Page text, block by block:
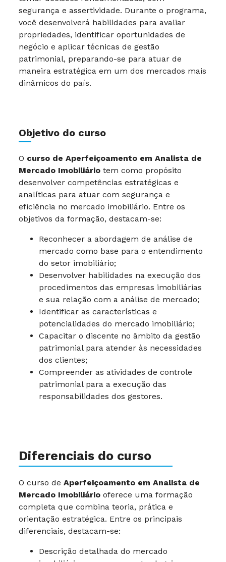
segurança e assertividade. Durante o programa,
você desenvolverá habilidades para avaliar
propriedades, identificar oportunidades de
negócio e aplicar técnicas de gestão
patrimonial, preparando-se para atuar de
maneira estratégica em um dos mercados mais
dinâmicos do país.
Objetivo do curso
O curso de Aperfeiçoamento em Analista de
Mercado Imobiliário tem como propósito
desenvolver competências estratégicas e
analíticas para atuar com segurança e
eficiência no mercado imobiliário. Entre os
objetivos da formação, destacam-se:
Reconhecer a abordagem de análise de
mercado como base para o entendimento
do setor imobiliário;
Desenvolver habilidades na execução dos
procedimentos das empresas imobiliárias
e sua relação com a análise de mercado;
Identificar as características e
potencialidades do mercado imobiliário;
Capacitar o discente no âmbito da gestão
patrimonial para atender às necessidades
dos clientes;
Compreender as atividades de controle
patrimonial para a execução das
responsabilidades dos gestores.
Diferenciais do curso
O curso de Aperfeiçoamento em Analista de
Mercado Imobiliário oferece uma formação
completa que combina teoria, prática e
orientação estratégica. Entre os principais
diferenciais, destacam-se:
Descrição detalhada do mercado